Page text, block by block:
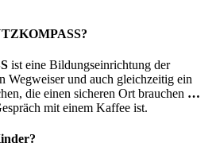
ist eine Bildungseinrichtung der
Wegweiser und auch gleichzeitig ein
die einen sicheren Ort brauchen …
mit einem Kaffee ist.